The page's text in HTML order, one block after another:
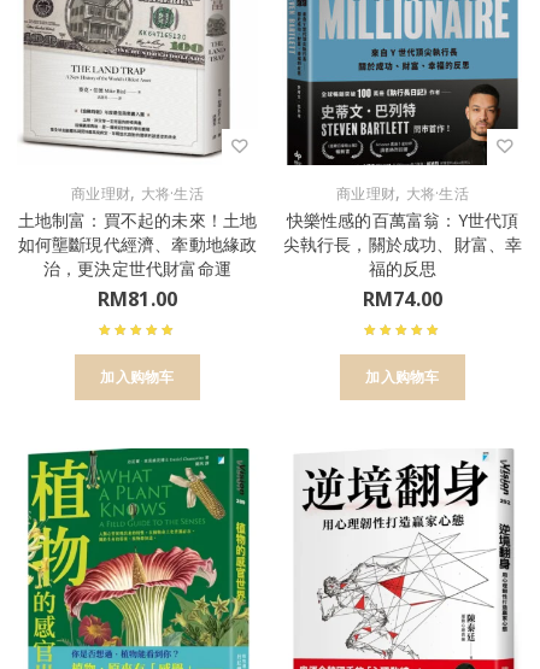
商业理财, 大将·生活
土地制富：買不起的未來！土地
如何壟斷現代經濟、牽動地緣政
治，更決定世代財富命運
RM81.00
加入购物车
商业理财, 大将·生活
快樂性感的百萬富翁：Y世代頂
尖執行長，關於成功、財富、幸
福的反思
RM74.00
加入购物车